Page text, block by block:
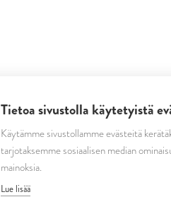
Tietoa sivustolla käytetyistä
Käytämme sivustollamme evästeitä
tarjotaksemme sosiaalisen median
mainoksia.
Lue lisää